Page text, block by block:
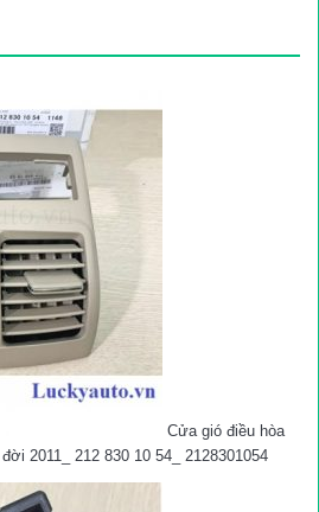
Cửa gió điều hòa
2011_ 212 830 10 54_ 2128301054